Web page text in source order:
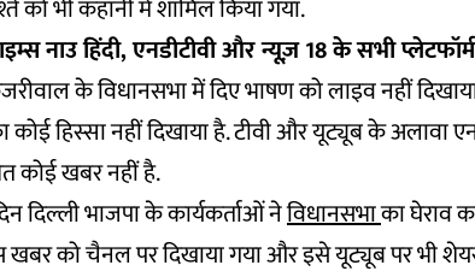
को भी कहानी में शामिल किया गया.
नाउ हिंदी, एनडीटीवी और न्यूज़ 18 के सभी
के विधानसभा में दिए भाषण को लाइव नहीं
कोई हिस्सा नहीं दिखाया है. टीवी और यूट्यूब के अलावा
कोई खबर नहीं है.
दिल्ली भाजपा के कार्यकर्ताओं नेविधानसभाका घेराव
खबर को चैनल पर दिखाया गया और इसे यूट्यूब पर भी